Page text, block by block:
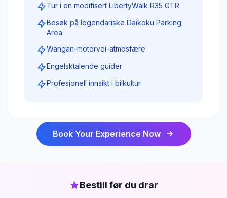
Tur i en modifisert LibertyWalk R35 GTR
Besøk på legendariske Daikoku Parking
Area
Wangan-motorvei-atmosfære
Engelsktalende guider
Profesjonell innsikt i bilkultur
Book Your Experience Now
Bestill før du drar